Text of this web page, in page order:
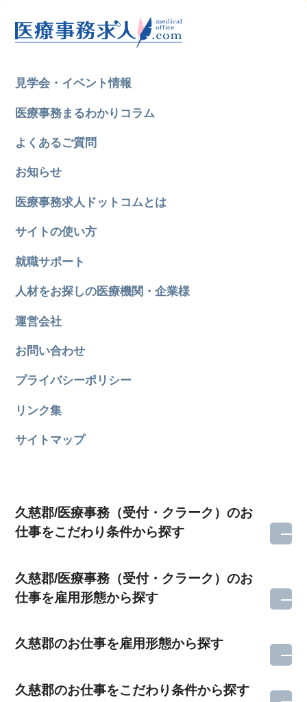
見学会・イベント情報
医療事務まるわかりコラム
よくあるご質問
お知らせ
医療事務求人ドットコムとは
サイトの使い方
就職サポート
人材をお探しの医療機関・企業様
運営会社
お問い合わせ
プライバシーポリシー
リンク集
サイトマップ
久慈郡/医療事務（受付・クラーク）のお
仕事をこだわり条件から探す
久慈郡/医療事務（受付・クラーク）のお
仕事を雇用形態から探す
久慈郡のお仕事を雇用形態から探す
久慈郡のお仕事をこだわり条件から探す